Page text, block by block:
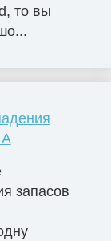
то вы
запасов